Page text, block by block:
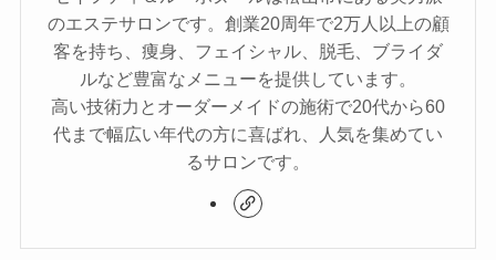
のエステサロンです。創業20周年で2万人以上の顧
客を持ち、痩身、フェイシャル、脱毛、ブライダ
ルなど豊富なメニューを提供しています。
高い技術力とオーダーメイドの施術で20代から60
代まで幅広い年代の方に喜ばれ、人気を集めてい
るサロンです。